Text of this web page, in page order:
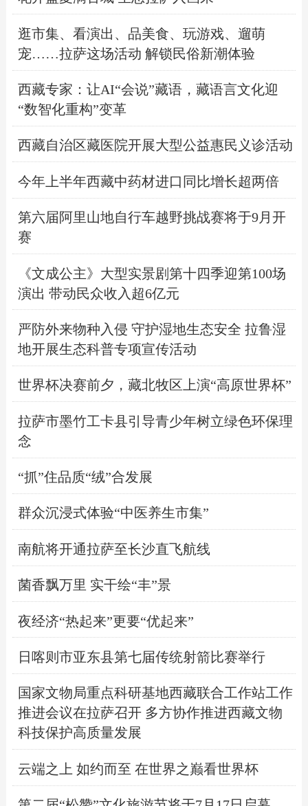
逛市集、看演出、品美食、玩游戏、遛萌
宠……拉萨这场活动 解锁民俗新潮体验
西藏专家：让AI“会说”藏语，藏语言文化迎
“数智化重构”变革
西藏自治区藏医院开展大型公益惠民义诊活动
今年上半年西藏中药材进口同比增长超两倍
第六届阿里山地自行车越野挑战赛将于9月开
赛
《文成公主》大型实景剧第十四季迎第100场
演出 带动民众收入超6亿元
严防外来物种入侵 守护湿地生态安全 拉鲁湿
地开展生态科普专项宣传活动
世界杯决赛前夕，藏北牧区上演“高原世界杯”
拉萨市墨竹工卡县引导青少年树立绿色环保理
念
“抓”住品质“绒”合发展
群众沉浸式体验“中医养生市集”
南航将开通拉萨至长沙直飞航线
菌香飘万里 实干绘“丰”景
夜经济“热起来”更要“优起来”
日喀则市亚东县第七届传统射箭比赛举行
国家文物局重点科研基地西藏联合工作站工作
推进会议在拉萨召开 多方协作推进西藏文物
科技保护高质量发展
云端之上 如约而至 在世界之巅看世界杯